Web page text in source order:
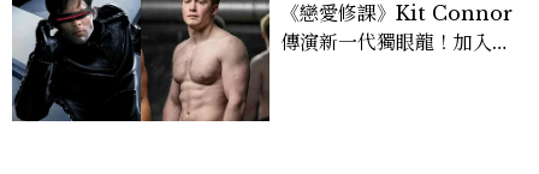
《戀愛修課》Kit Connor
傳演新一代獨眼龍！加入新